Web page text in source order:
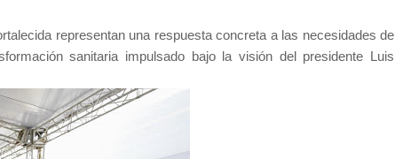
representan una respuesta concreta a las necesidades de
sanitaria impulsado bajo la visión del presidente Luis